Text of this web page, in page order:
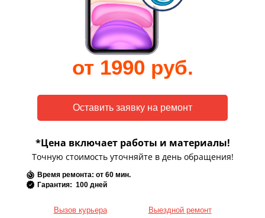
от 1990 руб.
*Цена включает работы и материалы!
Точную стоимость уточняйте в день обращения!
Время ремонта: от 60 мин.
Гарантия: 100 дней
Вызов курьера Выездной ремонт